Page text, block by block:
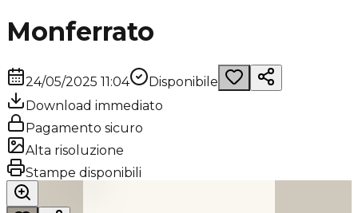
Monferrato
24/05/2025 11:04
Disponibile
Download immediato
Pagamento sicuro
Alta risoluzione
Stampe disponibili